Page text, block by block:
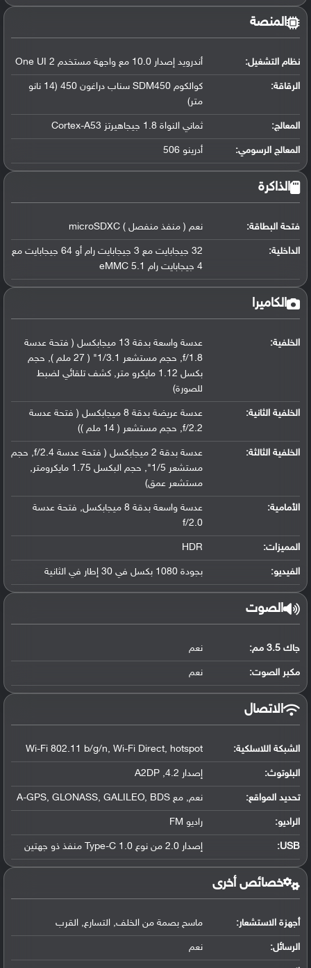
المنصة
نظام التشغيل: أندرويد إصدار 10.0 مع واجهة مستخدم One UI 2
الرقاقة:
كوالكوم SDM450 سناب دراغون 450 (14 نانو
متر)
المعالج: ثماني النواة 1.8 جيجاهيرتز Cortex-A53
المعالج الرسومي: أدرينو 506
الذاكرة
فتحة البطاقة: نعم ( منفذ منفصل ) microSDXC
الداخلية:
32 جيجابايت مع 3 جيجابايت رام أو 64 جيجابايت مع
4 جيجابايت رام eMMC 5.1
الكاميرا
الخلفية:
عدسة واسعة بدقة 13 ميجابكسل ( فتحة عدسة
f/1.8, حجم مستشعر 1/3.1" ( 27 ملم ), حجم
بكسل 1.12 مايكرو متر, كشف تلقائي لضبط
للصورة)
الخلفية الثانية:
عدسة عريضة بدقة 8 ميجابكسل ( فتحة عدسة
f/2.2, حجم مستشعر ( 14 ملم ))
الخلفية الثالثة:
عدسة بدقة 2 ميجابكسل ( فتحة عدسة f/2.4, حجم
مستشعر 1/5", حجم البكسل 1.75 مايكرومتر,
مستشعر عمق)
الأمامية:
عدسة واسعة بدقة 8 ميجابكسل, فتحة عدسة
f/2.0
المميزات: HDR
الفيديو: بجودة 1080 بكسل في 30 إطار في الثانية
الصوت
جاك 3.5 مم: نعم
مكبر الصوت: نعم
الاتصال
الشبكة اللاسلكية: Wi-Fi 802.11 b/g/n, Wi-Fi Direct, hotspot
البلوتوث: إصدار 4.2, A2DP
تحديد المواقع: نعم, مع A-GPS, GLONASS, GALILEO, BDS
الراديو: راديو FM
USB
: إصدار 2.0 من نوع Type-C 1.0 منفذ ذو جهتين
خصائص أخرى
أجهزة الاستشعار: ماسح بصمة من الخلف, التسارع, القرب
الرسائل: نعم